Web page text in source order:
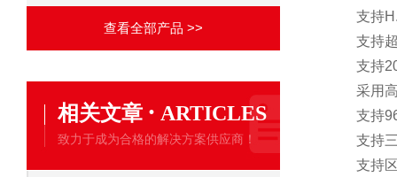
查看全部产品 >>
相关文章 · ARTICLES
致力于成为合格的解决方案供应商！
支持
支持
支持
采用
支持
支持
支持